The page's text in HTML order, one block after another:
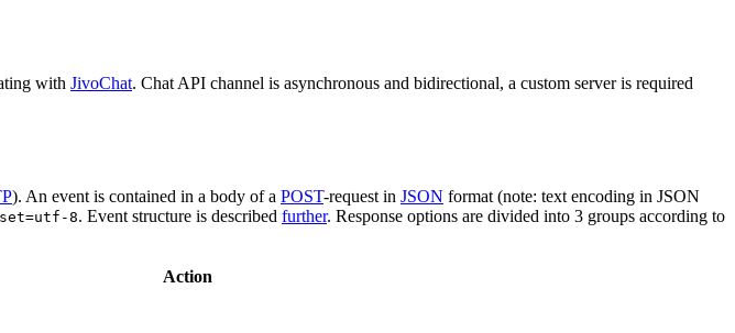
with JivoChat. Chat API channel is asynchronous and bidirectional, a custom server is required
). An event is contained in a body of a POST-request in JSON format (note: text encoding in JSON
8. Event structure is described further. Response options are divided into 3 groups according to
Action